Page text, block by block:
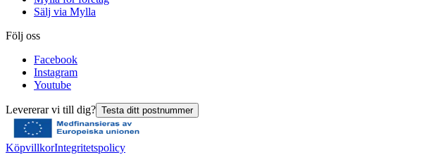
Sälj via Mylla
Följ oss
Facebook
Instagram
Youtube
Levererar vi till dig? Testa ditt postnummer
KöpvillkorIntegritetspolicy